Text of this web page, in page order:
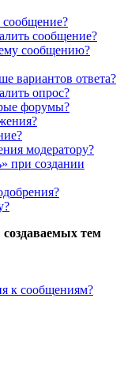
сообщение?
сообщению?
вариантов ответа?
опрос?
форумы?
модератору?
при создании
тем
к сообщениям?